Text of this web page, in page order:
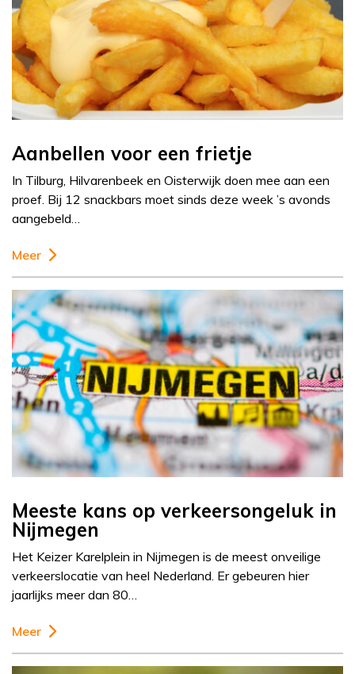
Aanbellen voor een frietje
In Tilburg, Hilvarenbeek en Oisterwijk doen mee aan een
proef. Bij 12 snackbars moet sinds deze week ’s avonds
aangebeld…
Meer
Meeste kans op verkeersongeluk in
Nijmegen
Het Keizer Karelplein in Nijmegen is de meest onveilige
verkeerslocatie van heel Nederland. Er gebeuren hier
jaarlijks meer dan 80…
Meer